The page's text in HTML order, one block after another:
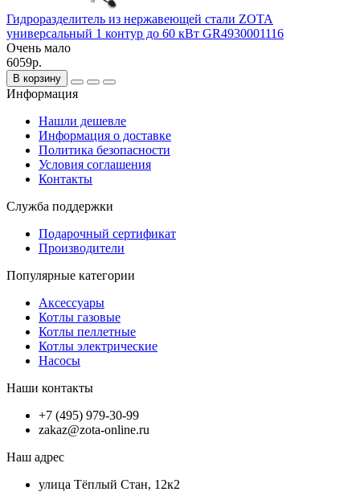
Гидроразделитель из нержавеющей стали ZOTA
универсальный 1 контур до 60 кВт GR4930001116
Очень мало
6059р.
В корзину
Информация
Нашли дешевле
Информация о доставке
Политика безопасности
Условия соглашения
Контакты
Служба поддержки
Подарочный сертификат
Производители
Популярные категории
Аксессуары
Котлы газовые
Котлы пеллетные
Котлы электрические
Насосы
Наши контакты
+7 (495) 979-30-99
zakaz@zota-online.ru
Наш адрес
улица Тёплый Стан, 12к2